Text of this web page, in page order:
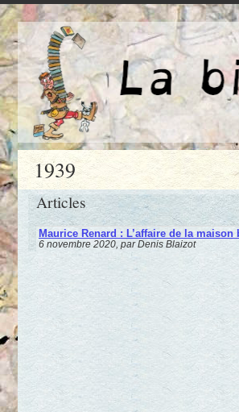
1939
Articles
Maurice Renard : L’affaire de la maison
6 novembre 2020, par Denis Blaizot